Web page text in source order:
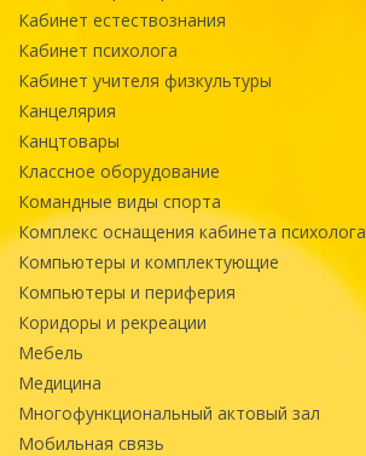
Кабинет естествознания
Кабинет психолога
Кабинет учителя физкультуры
Канцелярия
Канцтовары
Классное оборудование
Командные виды спорта
Комплекс оснащения кабинета психолога
Компьютеры и комплектующие
Компьютеры и периферия
Коридоры и рекреации
Мебель
Медицина
Многофункциональный актовый зал
Мобильная связь